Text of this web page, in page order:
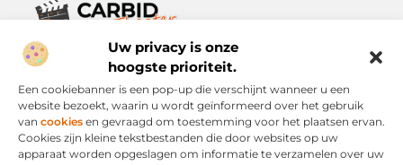
Uw privacy is onze
hoogste prioriteit.
Een cookiebanner is een pop-up die verschijnt wanneer u een
website bezoekt, waarin u wordt geïnformeerd over het gebruik
van cookies en gevraagd om toestemming voor het plaatsen ervan.
Cookies zijn kleine tekstbestanden die door websites op uw
apparaat worden opgeslagen om informatie te verzamelen over uw
Verhalen die het alledaagse leven verrijken.
Ontdek een breed scala aan blogs en artikelen die je inspireren,
informeren en verrijken – voor elke dag, voor iedereen.
Bericht categorie